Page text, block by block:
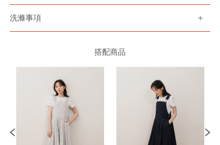
洗滌事項
搭配商品